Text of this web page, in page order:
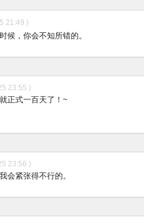
21:49 )
候，你会不知所错的。
23:55 )
正式一百天了！~
23:56 )
会紧张得不行的。